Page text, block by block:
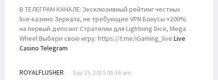
В ТЕЛЕГРАМ КАНАЛЕ: Эксклюзивный рейтинг честных
live-казино Зеркала, не требующие VPN Бонусы +200%
на первый депозит Стратегии для Lightning Dice, Mega
Wheel Выбери свою игру: https://t.me/iGaming_live Live
Casino Telegram
ROYALFLUSHER Sep 15, 2025 05:36 am